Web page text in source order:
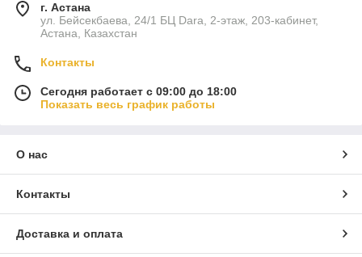
г. Астана
ул. Бейсекбаева, 24/1 БЦ Dara, 2-этаж, 203-кабинет,
Астана, Казахстан
Контакты
Сегодня работает с 09:00 до 18:00
Показать весь график работы
О нас
Контакты
Доставка и оплата